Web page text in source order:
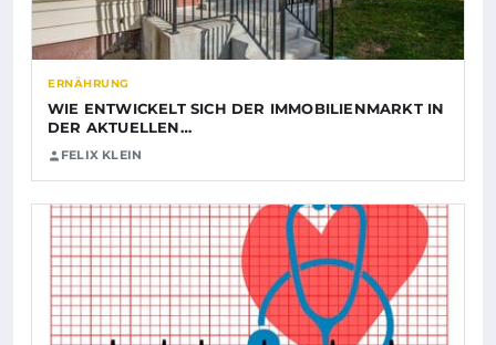
ERNÄHRUNG
WIE ENTWICKELT SICH DER IMMOBILIENMARKT IN
DER AKTUELLEN…
FELIX KLEIN